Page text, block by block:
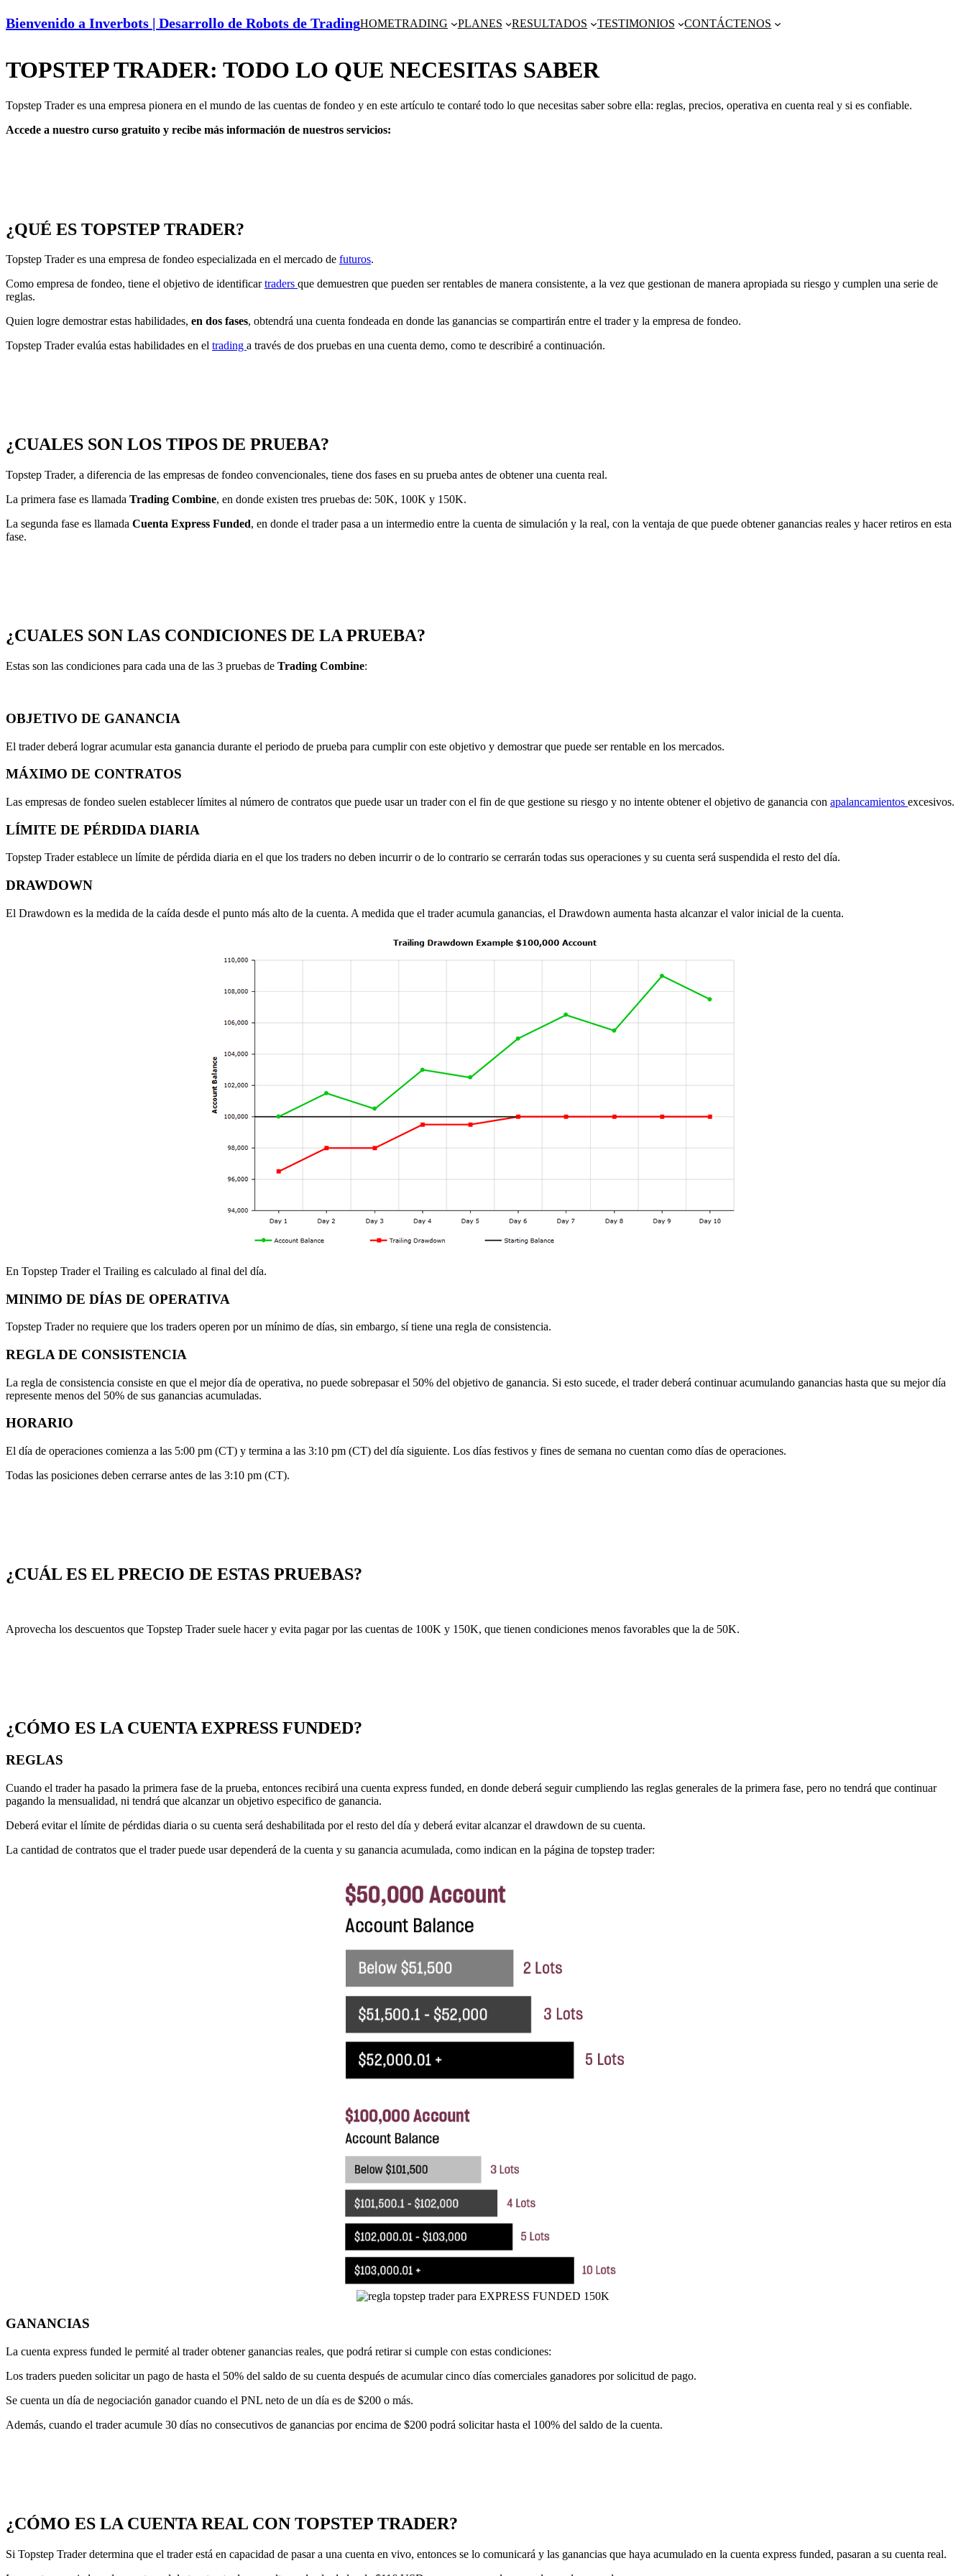
Bienvenido a Inverbots | Desarrollo de Robots de TradingHOMETRADING PLANES RESULTADOS TESTIMONIOS CONTÁCTENOS
TOPSTEP TRADER: TODO LO QUE NECESITAS SABER
Topstep Trader es una empresa pionera en el mundo de las cuentas de fondeo y en este artículo te contaré todo lo que necesitas saber sobre ella: reglas, precios, operativa en cuenta real y si es confiable.
Accede a nuestro curso gratuito y recibe más información de nuestros servicios:
¿QUÉ ES TOPSTEP TRADER?
Topstep Trader es una empresa de fondeo especializada en el mercado de futuros.
Como empresa de fondeo, tiene el objetivo de identificartraders que demuestren que pueden ser rentables de manera consistente, a la vez que gestionan de manera apropiada su riesgo y cumplen una serie de
reglas.
Quien logre demostrar estas habilidades, en dos fases, obtendrá una cuenta fondeada en donde las ganancias se compartirán entre el trader y la empresa de fondeo.
Topstep Trader evalúa estas habilidades en el trading a través de dos pruebas en una cuenta demo, como te describiré a continuación.
¿CUALES SON LOS TIPOS DE PRUEBA?
Topstep Trader, a diferencia de las empresas de fondeo convencionales, tiene dos fases en su prueba antes de obtener una cuenta real.
La primera fase es llamada Trading Combine, en donde existen tres pruebas de: 50K, 100K y 150K.
La segunda fase es llamada Cuenta Express Funded, en donde el trader pasa a un intermedio entre la cuenta de simulación y la real, con la ventaja de que puede obtener ganancias reales y hacer retiros en esta
fase.
¿CUALES SON LAS CONDICIONES DE LA PRUEBA?
Estas son las condiciones para cada una de las 3 pruebas de Trading Combine:
OBJETIVO DE GANANCIA
El trader deberá lograr acumular esta ganancia durante el periodo de prueba para cumplir con este objetivo y demostrar que puede ser rentable en los mercados.
MÁXIMO DE CONTRATOS
Las empresas de fondeo suelen establecer límites al número de contratos que puede usar un trader con el fin de que gestione su riesgo y no intente obtener el objetivo de ganancia con apalancamientos excesivos.
LÍMITE DE PÉRDIDA DIARIA
Topstep Trader establece un límite de pérdida diaria en el que los traders no deben incurrir o de lo contrario se cerrarán todas sus operaciones y su cuenta será suspendida el resto del día.
DRAWDOWN
El Drawdown es la medida de la caída desde el punto más alto de la cuenta. A medida que el trader acumula ganancias, el Drawdown aumenta hasta alcanzar el valor inicial de la cuenta.
En Topstep Trader el Trailing es calculado al final del día.
MINIMO DE DÍAS DE OPERATIVA
Topstep Trader no requiere que los traders operen por un mínimo de días, sin embargo, sí tiene una regla de consistencia.
REGLA DE CONSISTENCIA
La regla de consistencia consiste en que el mejor día de operativa, no puede sobrepasar el 50% del objetivo de ganancia. Si esto sucede, el trader deberá continuar acumulando ganancias hasta que su mejor día
represente menos del 50% de sus ganancias acumuladas.
HORARIO
El día de operaciones comienza a las 5:00 pm (CT) y termina a las 3:10 pm (CT) del día siguiente. Los días festivos y fines de semana no cuentan como días de operaciones.
Todas las posiciones deben cerrarse antes de las 3:10 pm (CT).
¿CUÁL ES EL PRECIO DE ESTAS PRUEBAS?
Aprovecha los descuentos que Topstep Trader suele hacer y evita pagar por las cuentas de 100K y 150K, que tienen condiciones menos favorables que la de 50K.
¿CÓMO ES LA CUENTA EXPRESS FUNDED?
REGLAS
Cuando el trader ha pasado la primera fase de la prueba, entonces recibirá una cuenta express funded, en donde deberá seguir cumpliendo las reglas generales de la primera fase, pero no tendrá que continuar
pagando la mensualidad, ni tendrá que alcanzar un objetivo especifico de ganancia.
Deberá evitar el límite de pérdidas diaria o su cuenta será deshabilitada por el resto del día y deberá evitar alcanzar el drawdown de su cuenta.
La cantidad de contratos que el trader puede usar dependerá de la cuenta y su ganancia acumulada, como indican en la página de topstep trader:
GANANCIAS
La cuenta express funded le permité al trader obtener ganancias reales, que podrá retirar si cumple con estas condiciones:
Los traders pueden solicitar un pago de hasta el 50% del saldo de su cuenta después de acumular cinco días comerciales ganadores por solicitud de pago.
Se cuenta un día de negociación ganador cuando el PNL neto de un día es de $200 o más.
Además, cuando el trader acumule 30 días no consecutivos de ganancias por encima de $200 podrá solicitar hasta el 100% del saldo de la cuenta.
¿CÓMO ES LA CUENTA REAL CON TOPSTEP TRADER?
Si Topstep Trader determina que el trader está en capacidad de pasar a una cuenta en vivo, entonces se lo comunicará y las ganancias que haya acumulado en la cuenta express funded, pasaran a su cuenta real.